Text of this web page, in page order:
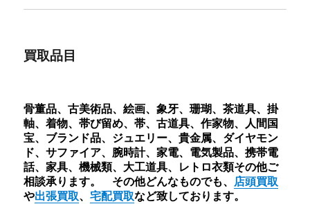
買取品目
骨董品、古美術品、絵画、象牙、珊瑚、茶道具、掛
軸、着物、帯び留め、帯、古道具、作家物、人間国
宝、ブランド品、ジュエリー、貴金属、ダイヤモン
ド、サファイア、腕時計、家電、電気製品、携帯電
話、家具、機械類、大工道具、レトロ衣類その他ご
相談承ります。 その他どんなものでも、 店頭買取
や出張買取、宅配買取など致しております。